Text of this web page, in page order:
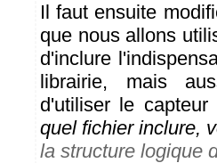
Il faut ensuite
que nous allons
d'inclure
librairie, mais
d'utiliser le
quel fichier inclure,
la structure logique